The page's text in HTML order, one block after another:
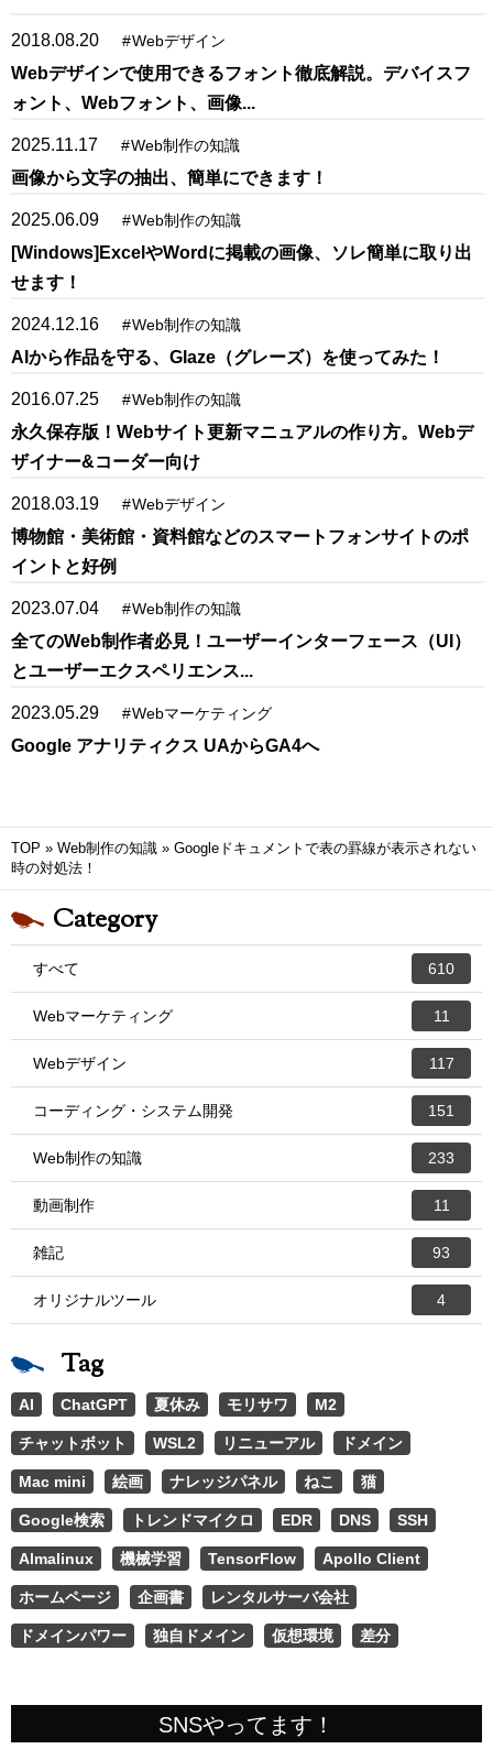
2018.08.20 #Webデザイン
Webデザインで使用できるフォント徹底解説。デバイスフ
ォント、Webフォント、画像...
2025.11.17 #Web制作の知識
画像から文字の抽出、簡単にできます！
2025.06.09 #Web制作の知識
[Windows]ExcelやWordに掲載の画像、ソレ簡単に取り出
せます！
2024.12.16 #Web制作の知識
AIから作品を守る、Glaze（グレーズ）を使ってみた！
2016.07.25 #Web制作の知識
永久保存版！Webサイト更新マニュアルの作り方。Webデ
ザイナー&コーダー向け
2018.03.19 #Webデザイン
博物館・美術館・資料館などのスマートフォンサイトのポ
イントと好例
2023.07.04 #Web制作の知識
全てのWeb制作者必見！ユーザーインターフェース（UI）
とユーザーエクスペリエンス...
2023.05.29 #Webマーケティング
Google アナリティクス UAからGA4へ
TOP » Web制作の知識 » Googleドキュメントで表の罫線が表示されない
時の対処法！
Category
すべて 610
Webマーケティング 11
Webデザイン 117
コーディング・システム開発 151
Web制作の知識 233
動画制作 11
雑記 93
オリジナルツール 4
Tag
AI ChatGPT 夏休み モリサワ M2
チャットボット WSL2 リニューアル ドメイン
Mac mini 絵画 ナレッジパネル ねこ 猫
Google検索 トレンドマイクロ EDR DNS SSH
Almalinux 機械学習 TensorFlow Apollo Client
ホームページ 企画書 レンタルサーバ会社
ドメインパワー 独自ドメイン 仮想環境 差分
SNSやってます！